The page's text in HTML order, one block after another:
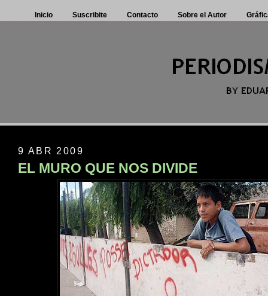
Inicio Suscribite Contacto Sobre el Autor
9 ABR 2009
EL MURO QUE NOS DIVIDE